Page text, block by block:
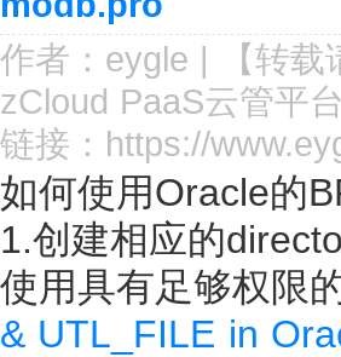
作者： eygle | 【转载
zCloud PaaS云管平台
链接： https://
如何使用Oracle的
1.创建相应的
使用具有足够权限
& UTL_FILE in